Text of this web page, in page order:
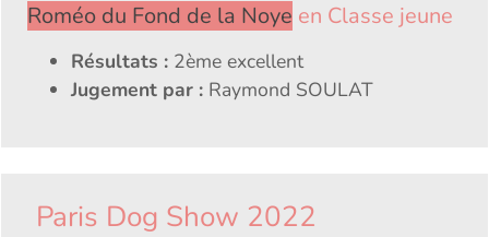
Roméo du Fond de la Noye en Classe jeune
Résultats : 2ème excellent
Jugement par : Raymond SOULAT
Paris Dog Show 2022